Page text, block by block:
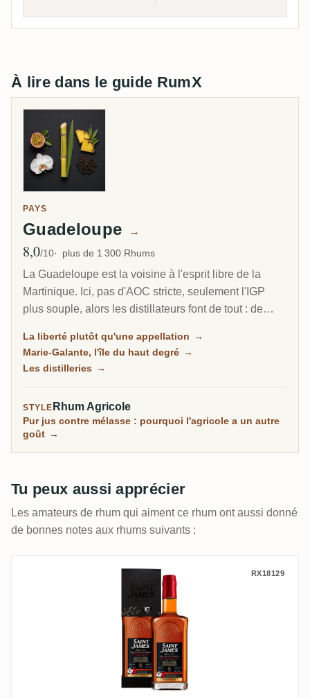
À lire dans le guide RumX
PAYS
Guadeloupe →
Note moyenne
8,0/10 plus de 1 300 Rhums
La Guadeloupe est la voisine à l'esprit libre de la
Martinique. Ici, pas d'AOC stricte, seulement l'IGP
plus souple, alors les distillateurs font de tout : de
mélasse plus riche, et sur la petite île de Marie-
Galante, certains des rhums les plus puissants des
La liberté plutôt qu'une appellation →
Marie-Galante, l'île du haut degré →
Les distilleries →
STYLE Rhum Agricole
Pur jus contre mélasse : pourquoi l'agricole a un autre
goût →
Tu peux aussi apprécier
Les amateurs de rhum qui aiment ce rhum ont aussi donné
de bonnes notes aux rhums suivants :
Excellence Rhum Saint James Brut de
RX18129